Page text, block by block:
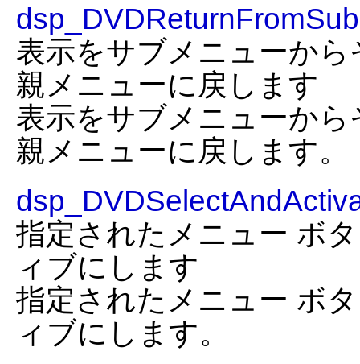
表示をサブメニューか
親メニューに戻します
表示をサブメニューか
親メニューに戻します。
指定されたメニュー ボ
ィブにします
指定されたメニュー ボ
ィブにします。